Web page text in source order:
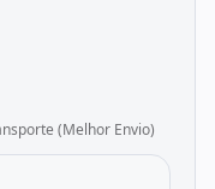
(Melhor Envio)